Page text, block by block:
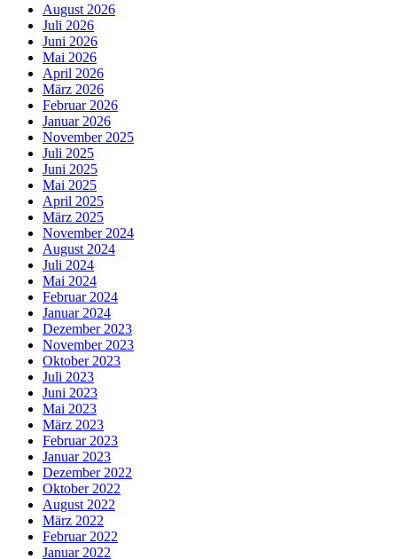
August 2026
Juli 2026
Juni 2026
Mai 2026
April 2026
März 2026
Februar 2026
Januar 2026
November 2025
Juli 2025
Juni 2025
Mai 2025
April 2025
März 2025
November 2024
August 2024
Juli 2024
Mai 2024
Februar 2024
Januar 2024
Dezember 2023
November 2023
Oktober 2023
Juli 2023
Juni 2023
Mai 2023
März 2023
Februar 2023
Januar 2023
Dezember 2022
Oktober 2022
August 2022
März 2022
Februar 2022
Januar 2022